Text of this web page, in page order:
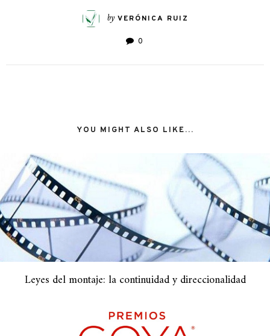
by VERÓNICA RUIZ
0
YOU MIGHT ALSO LIKE...
Leyes del montaje: la continuidad y direccionalidad